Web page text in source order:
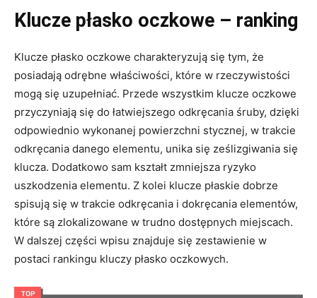
Klucze płasko oczkowe – ranking
Klucze płasko oczkowe charakteryzują się tym, że
posiadają odrębne właściwości, które w rzeczywistości
mogą się uzupełniać. Przede wszystkim klucze oczkowe
przyczyniają się do łatwiejszego odkręcania śruby, dzięki
odpowiednio wykonanej powierzchni stycznej, w trakcie
odkręcania danego elementu, unika się ześlizgiwania się
klucza. Dodatkowo sam kształt zmniejsza ryzyko
uszkodzenia elementu. Z kolei klucze płaskie dobrze
spisują się w trakcie odkręcania i dokręcania elementów,
które są zlokalizowane w trudno dostępnych miejscach.
W dalszej części wpisu znajduje się zestawienie w
postaci rankingu kluczy płasko oczkowych.